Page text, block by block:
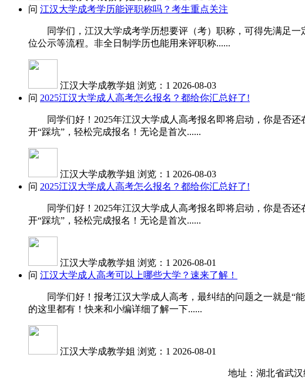
问 江汉大学成考学历能评职称吗？考生重点关注
同学们，江汉大学成考学历想要评（考）职称，可得先满足一
位公示等流程。非全日制学历也能用来评职称......
江汉大学成教学姐 浏览：1 2026-08-03
问 2025江汉大学成人高考怎么报名？都给你汇总好了!
同学们好！2025年江汉大学成人高考报名即将启动，你是否还
开“踩坑”，轻松完成报名！无论是首次......
江汉大学成教学姐 浏览：1 2026-08-03
问 2025江汉大学成人高考怎么报名？都给你汇总好了!
同学们好！2025年江汉大学成人高考报名即将启动，你是否还
开“踩坑”，轻松完成报名！无论是首次......
江汉大学成教学姐 浏览：1 2026-08-01
问 江汉大学成人高考可以上哪些大学？速来了解！
同学们好！报考江汉大学成人高考，最纠结的问题之一就是“能
的这里都有！快来和小编详细了解一下......
江汉大学成教学姐 浏览：1 2026-08-01
地址：湖北省武汉